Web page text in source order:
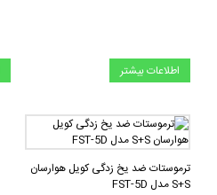
اطلاعات بیشتر
ترموستات ضد یخ زدگی کویل هوارسان
S+S مدل FST-5D